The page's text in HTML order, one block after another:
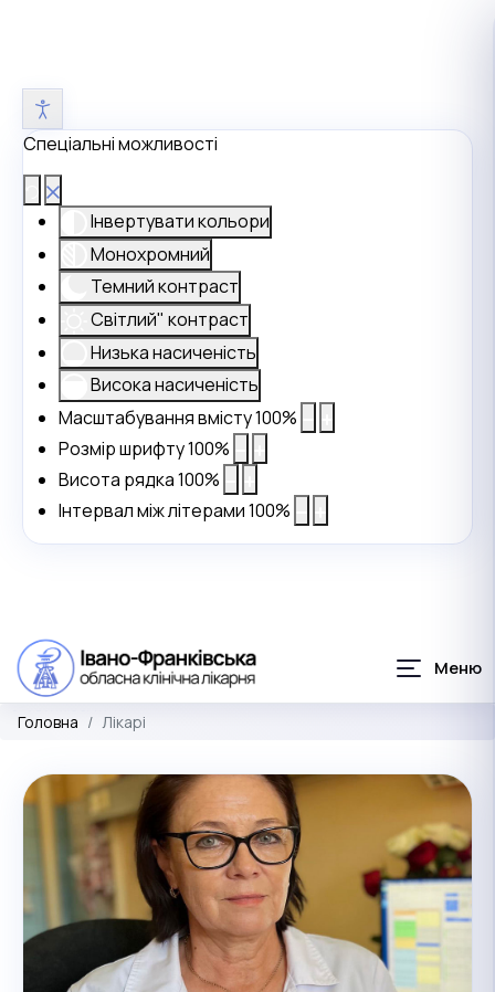
Спеціальні можливості
Інвертувати кольори
Монохромний
Темний контраст
Світлий" контраст
Низька насиченість
Висока насиченість
Масштабування вмісту100%
Розмір шрифту100%
Висота рядка100%
Інтервал між літерами100%
Головна Лікарі